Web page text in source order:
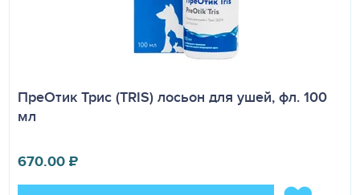
ПреОтик Трис (TRIS) лосьон для ушей, фл. 100
мл
670.00₽